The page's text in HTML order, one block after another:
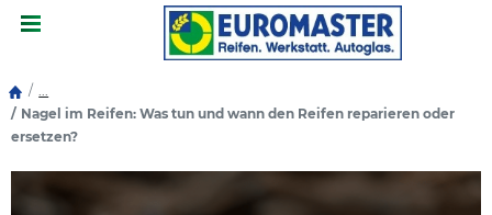
...
Nagel im Reifen: Was tun und wann den Reifen reparieren oder
ersetzen?